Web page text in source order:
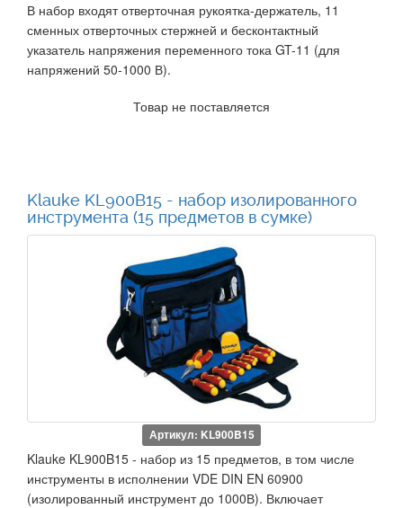
В набор входят отверточная рукоятка-держатель, 11
сменных отверточных стержней и бесконтактный
указатель напряжения переменного тока GT-11 (для
напряжений 50-1000 В).
Товар не поставляется
Klauke KL900B15 - набор изолированного
инструмента (15 предметов в сумке)
Артикул: KL900B15
Klauke KL900B15 - набор из 15 предметов, в том числе
инструменты в исполнении VDE DIN EN 60900
(изолированный инструмент до 1000В). Включает